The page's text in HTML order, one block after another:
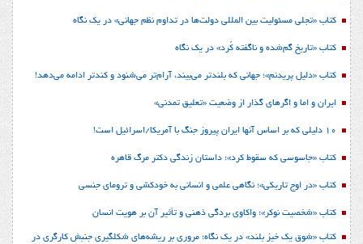
کتاب «تجلی مسئولیت بین المللی دولت‌ها در تداوم نظم جهانی» در یک نگاه
کتاب «تاریخ گم‌شده و ناگفته کُرد» در یک نگاه
کتاب «دلیل پریدنم»؛ جهانی که بلندتر می‌بیند، آرام‌تر می‌شنود و کندتر ادامه می‌دهد!
ایران و اما و اگرهای گذار از وضعیت «تعلیق تمدنی»
10 دلیلی که بر اساس آنها ایران پیروز جنگ با آمریکا/اسرائیل است!
کتاب «جاسوسی که سقوط کرد»؛ داستان زندگی دکتر مرگ قاهره
کتاب «در اوج تاریکی»؛ نگاهی علمی و انسانی به خودکشی و ترومای جنسی
کتاب «شخصیت نوکر»؛ واکاوی بردگی ذهنی و تأثیر آن بر هویت انسان
کتاب «شوق یک خیز بلند» در یک نگاه؛ مروری بر ریشه‌های شکل‎گیری جنبش کارگری در